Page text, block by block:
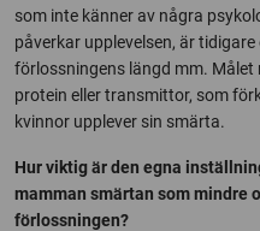
som inte känner av några
påverkar upplevelsen, är
förlossningens längd mm.
protein eller transmittor, som
kvinnor upplever sin smärta.
Hur viktig är den egna
mamman smärtan som mindre
förlossningen?